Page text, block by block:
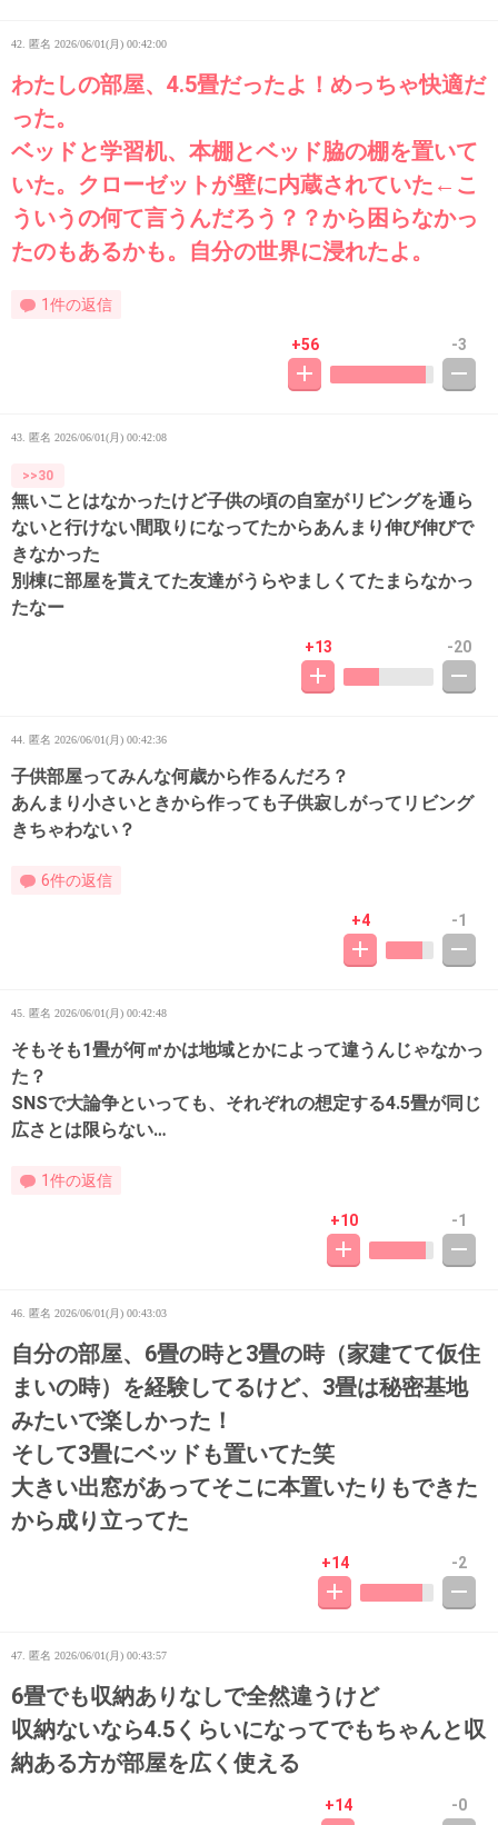
42. 匿名 2026/06/01(月) 00:42:00
わたしの部屋、4.5畳だったよ！めっちゃ快適だ
った。
ベッドと学習机、本棚とベッド脇の棚を置いて
いた。クローゼットが壁に内蔵されていた←こ
ういうの何て言うんだろう？？から困らなかっ
たのもあるかも。自分の世界に浸れたよ。
1件の返信
+56 -3
43. 匿名 2026/06/01(月) 00:42:08
>>30
無いことはなかったけど子供の頃の自室がリビングを通ら
ないと行けない間取りになってたからあんまり伸び伸びで
きなかった
別棟に部屋を貰えてた友達がうらやましくてたまらなかっ
たなー
+13 -20
44. 匿名 2026/06/01(月) 00:42:36
子供部屋ってみんな何歳から作るんだろ？
あんまり小さいときから作っても子供寂しがってリビング
きちゃわない？
6件の返信
+4 -1
45. 匿名 2026/06/01(月) 00:42:48
そもそも1畳が何㎡かは地域とかによって違うんじゃなかっ
た？
SNSで大論争といっても、それぞれの想定する4.5畳が同じ
広さとは限らない…
1件の返信
+10 -1
46. 匿名 2026/06/01(月) 00:43:03
自分の部屋、6畳の時と3畳の時（家建てて仮住
まいの時）を経験してるけど、3畳は秘密基地
みたいで楽しかった！
そして3畳にベッドも置いてた笑
大きい出窓があってそこに本置いたりもできた
から成り立ってた
+14 -2
47. 匿名 2026/06/01(月) 00:43:57
6畳でも収納ありなしで全然違うけど
収納ないなら4.5くらいになってでもちゃんと収
納ある方が部屋を広く使える
+14 -0